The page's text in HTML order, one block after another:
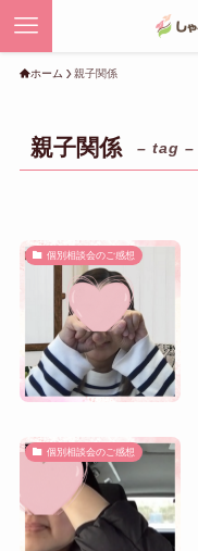
ホーム 親子関係
親子関係 – tag –
個別相談会のご感想
個別相談会のご感想